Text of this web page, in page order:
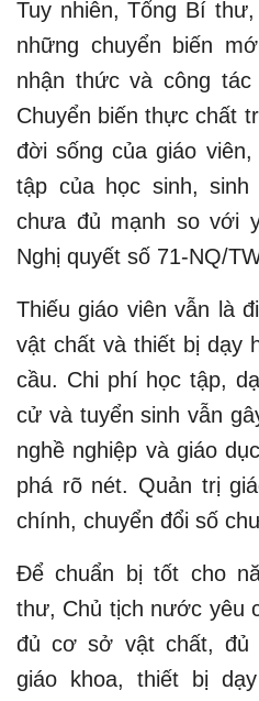
Tuy nhiên, Tổng Bí
những chuyển biến
nhận thức và công
Chuyển biến thực chất
đời sống của giáo
tập của học sinh, sinh
chưa đủ mạnh so với
Nghị quyết số 71-NQ/
Thiếu giáo viên vẫn là
vật chất và thiết bị dạy
cầu. Chi phí học tập,
cử và tuyển sinh vẫn
nghề nghiệp và giáo
phá rõ nét. Quản trị
chính, chuyển đổi số
Để chuẩn bị tốt cho
thư, Chủ tịch nước yêu
đủ cơ sở vật chất, đủ
giáo khoa, thiết bị